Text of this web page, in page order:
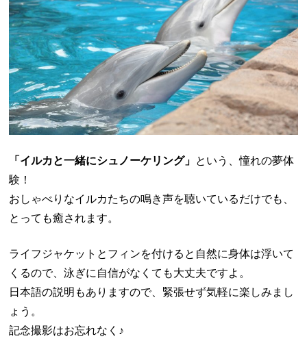
「イルカと一緒にシュノーケリング」 という、憧れの夢体
験！
おしゃべりなイルカたちの鳴き声を聴いているだけでも、
とっても癒されます。
ライフジャケットとフィンを付けると自然に身体は浮いて
くるので、泳ぎに自信がなくても大丈夫ですよ。
日本語の説明もありますので、緊張せず気軽に楽しみまし
ょう。
記念撮影はお忘れなく♪